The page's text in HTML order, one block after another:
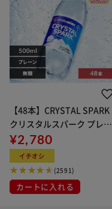
【48本】CRYSTAL SPARK
クリスタルスパーク プレー
ン 500ml
¥2,780
イチオシ
(2591)
カートに入れる